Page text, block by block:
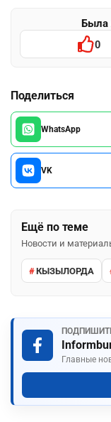
Была
0
Поделиться
WhatsApp
VK
Ещё по теме
Новости и
КЫЗЫЛОРДА
Главные